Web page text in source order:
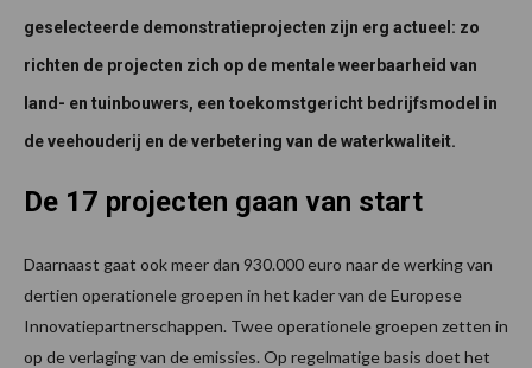
geselecteerde demonstratieprojecten zijn erg actueel: zo
richten de projecten zich op de mentale weerbaarheid van
land- en tuinbouwers, een toekomstgericht bedrijfsmodel in
de veehouderij en de verbetering van de waterkwaliteit.
De 17 projecten gaan van start
Daarnaast gaat ook meer dan 930.000 euro naar de werking van
dertien operationele groepen in het kader van de Europese
Innovatiepartnerschappen. Twee operationele groepen zetten in
op de verlaging van de emissies. Op regelmatige basis doet het